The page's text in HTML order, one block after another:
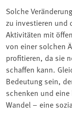
Solche
zu investieren und
Aktivitäten mit
von einer solchen
profitieren, da sie
schaffen kann.
Bedeutung sein,
schenken und
Wandel – eine